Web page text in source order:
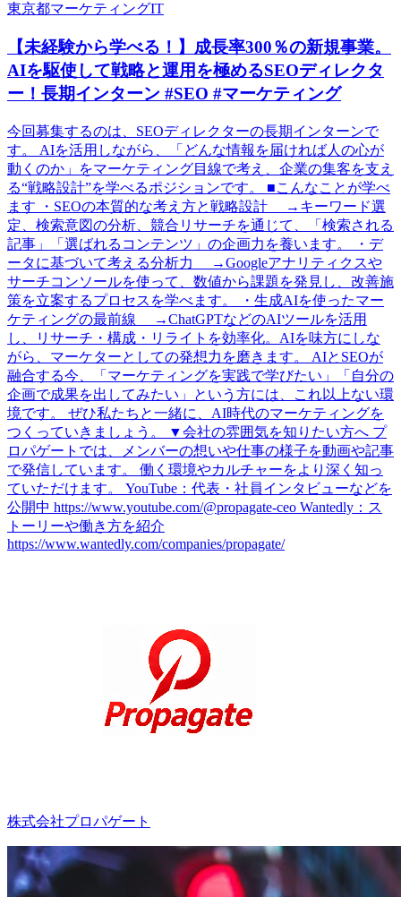
東京都マーケティングIT
【未経験から学べる！】成長率300％の新規事業。
AIを駆使して戦略と運用を極めるSEOディレクタ
ー！長期インターン #SEO #マーケティング
今回募集するのは、SEOディレクターの長期インターンで
す。 AIを活用しながら、「どんな情報を届ければ人の心が
動くのか」をマーケティング目線で考え、企業の集客を支え
る“戦略設計”を学べるポジションです。 ■こんなことが学べ
ます ・SEOの本質的な考え方と戦略設計 →キーワード選
定、検索意図の分析、競合リサーチを通じて、「検索される
記事」「選ばれるコンテンツ」の企画力を養います。 ・デ
ータに基づいて考える分析力 →Googleアナリティクスや
サーチコンソールを使って、数値から課題を発見し、改善施
策を立案するプロセスを学べます。 ・生成AIを使ったマー
ケティングの最前線 →ChatGPTなどのAIツールを活用
し、リサーチ・構成・リライトを効率化。AIを味方にしな
がら、マーケターとしての発想力を磨きます。 AIとSEOが
融合する今、「マーケティングを実践で学びたい」「自分の
企画で成果を出してみたい」という方には、これ以上ない環
境です。 ぜひ私たちと一緒に、AI時代のマーケティングを
つくっていきましょう。 ▼会社の雰囲気を知りたい方へ プ
ロパゲートでは、メンバーの想いや仕事の様子を動画や記事
で発信しています。 働く環境やカルチャーをより深く知っ
ていただけます。 YouTube：代表・社員インタビューなどを
公開中 https://www.youtube.com/@propagate-ceo Wantedly：ス
トーリーや働き方を紹介
https://www.wantedly.com/companies/propagate/
株式会社プロパゲート